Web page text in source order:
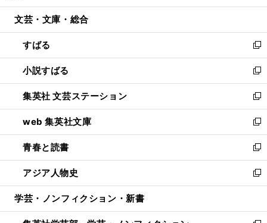
開
ウ
開
く
ン
ウ
で
開
く
ウ
ン
ド
ウ
で
開
く
文芸・文庫・総合
すばる
新
し
い
ウ
ィ
ン
ド
ウ
で
開
く
小説すばる
新
し
い
ウ
ィ
ン
ド
ウ
で
開
集英社 文芸ステーション
新
し
い
ウ
ィ
ン
ド
ウ
開
web 集英社文庫
新
し
い
ウ
ィ
ン
ウ
青春と読書
新
し
い
ウ
ン
アジア人物史
新
し
ウ
学芸・ノンフィクション・新書